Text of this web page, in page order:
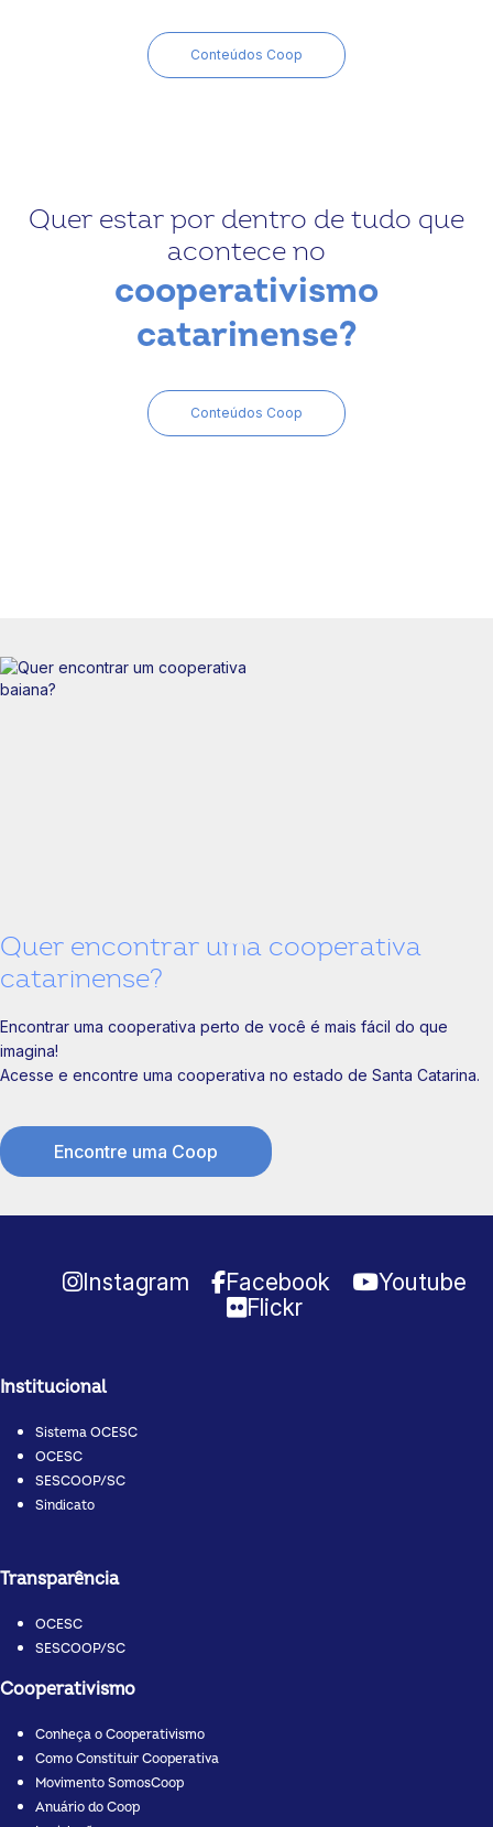
Conteúdos Coop
Quer estar por dentro de tudo que
acontece no
cooperativismo
catarinense?
Conteúdos Coop
Quer encontrar uma cooperativa
catarinense?
Encontrar uma cooperativa perto de você é mais fácil do que
imagina!
Acesse e encontre uma cooperativa no estado de Santa Catarina.
Encontre uma Coop
Instagram Facebook
Youtube
Flickr
Institucional
Sistema OCESC
OCESC
SESCOOP/SC
Sindicato
Transparência
OCESC
SESCOOP/SC
Cooperativismo
Conheça o Cooperativismo
Como Constituir Cooperativa
Movimento SomosCoop
Anuário do Coop